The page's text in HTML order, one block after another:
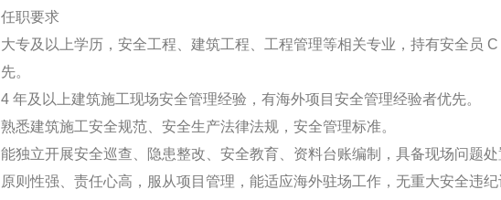
任职要求
大专及以上学历，安全工程、建筑工程、工程管理等相关专业，持有安全员
先。
4 年及以上建筑施工现场安全管理经验，有海外项目安全管理经验者优先。
熟悉建筑施工安全规范、安全生产法律法规，安全管理标准。
能独立开展安全巡查、隐患整改、安全教育、资料台账编制，具备现场问题处
原则性强、责任心高，服从项目管理，能适应海外驻场工作，无重大安全违纪